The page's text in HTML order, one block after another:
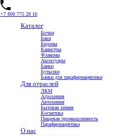
+7 800 775 28 16
Каталог
Бочки
Баки
Бидоны
Канистры
Флаконы
Аксессуары
Банки
Бутылки
Банки для парафармацевтики
Для отраслей
ЛКМ
Агрохимия
Автохимия
Бытовая химия
Косметика
Пищевая промышленность
Парафармацевтика
О нас